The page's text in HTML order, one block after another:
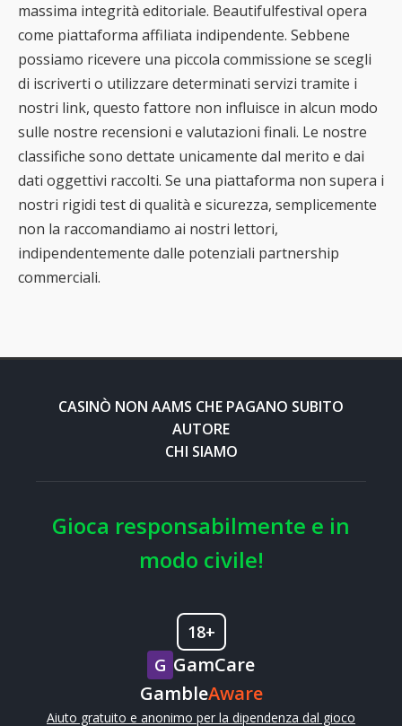
massima integrità editoriale. Beautifulfestival opera
come piattaforma affiliata indipendente. Sebbene
possiamo ricevere una piccola commissione se scegli
di iscriverti o utilizzare determinati servizi tramite i
nostri link, questo fattore non influisce in alcun modo
sulle nostre recensioni e valutazioni finali. Le nostre
classifiche sono dettate unicamente dal merito e dai
dati oggettivi raccolti. Se una piattaforma non supera i
nostri rigidi test di qualità e sicurezza, semplicemente
non la raccomandiamo ai nostri lettori,
indipendentemente dalle potenziali partnership
commerciali.
CASINÒ NON AAMS CHE PAGANO SUBITO
AUTORE
CHI SIAMO
Gioca responsabilmente e in
modo civile!
18+
G GamCare
GambleAware
Aiuto gratuito e anonimo per la dipendenza dal gioco